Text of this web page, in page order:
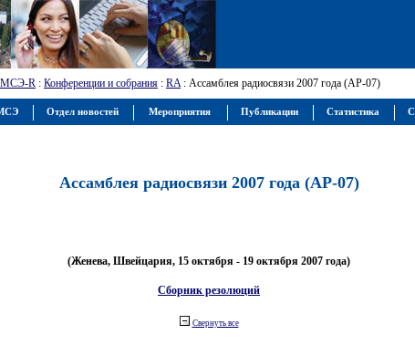
МСЭ-R : Конференции и собрания : RA: Ассамблея радиосвязи 2007 года (АР-07)
Ассамблея радиосвязи 2007 года (АР-07)
(Женева, Швейцария, 15 октября - 19 октября 2007 года)
Сборник резолюций
Свернуть все
Отдел новостей Мероприятия Публикации Статистика